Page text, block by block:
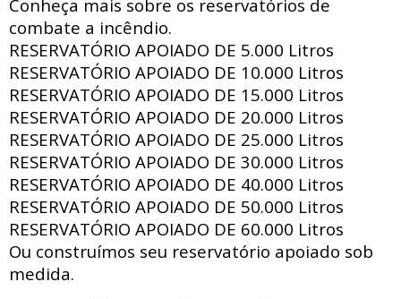
Conheça mais sobre os reservatórios de
combate a incêndio.
RESERVATÓRIO APOIADO DE 5.000 Litros
RESERVATÓRIO APOIADO DE 10.000 Litros
RESERVATÓRIO APOIADO DE 15.000 Litros
RESERVATÓRIO APOIADO DE 20.000 Litros
RESERVATÓRIO APOIADO DE 25.000 Litros
RESERVATÓRIO APOIADO DE 30.000 Litros
RESERVATÓRIO APOIADO DE 40.000 Litros
RESERVATÓRIO APOIADO DE 50.000 Litros
RESERVATÓRIO APOIADO DE 60.000 Litros
Ou construímos seu reservatório apoiado sob
medida.